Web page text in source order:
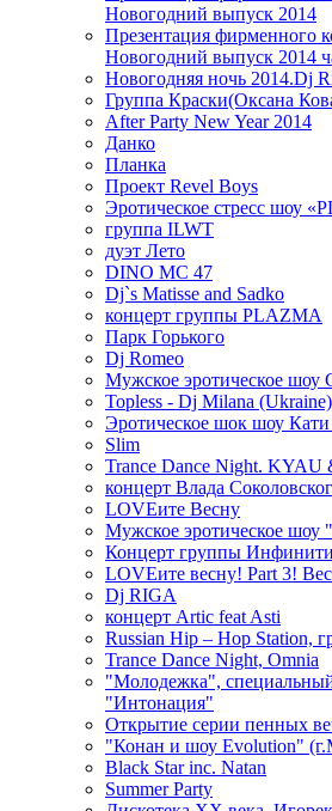
Новогодний выпуск 2014
Презентация фирменного
Новогодний выпуск 2014
Новогодняя ночь 2014.Dj
Группа Краски(Оксана
After Party New Year 2014
Данко
Планка
Проект Revel Boys
Эротическое стресс шоу
группа ILWT
дуэт Лето
DINO MC 47
Dj`s Matisse and Sadko
концерт группы PLAZMA
Парк Горького
Dj Romeo
Мужское эротическое шоу
Topless - Dj Milana (Ukraine)
Эротическое шок шоу
Slim
Trance Dance Night.
концерт Влада
LOVEите Весну
Мужское эротическое
Концерт группы Инфинити
LOVEите весну! Part 3!
Dj RIGA
концерт Artic feat Asti
Russian Hip – Hop Station,
Trance Dance Night, Omnia
"Молодежка", специальный
"Интонация"
Открытие серии пенных
"Конан и шоу Evolution"
Black Star inc. Natan
Summer Party